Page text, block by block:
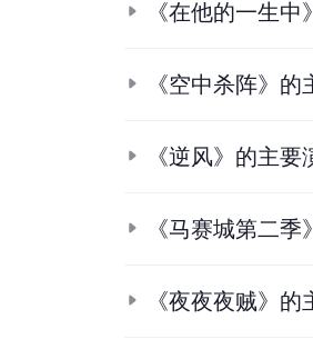
《在他的一生
《空中杀阵》的
《逆风》的主要
《马赛城第二
《夜夜夜贼》的